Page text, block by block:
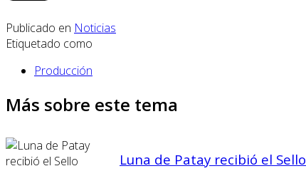
Publicado en Noticias
Etiquetado como
Producción
Más sobre este tema
Luna de Patay recibió el